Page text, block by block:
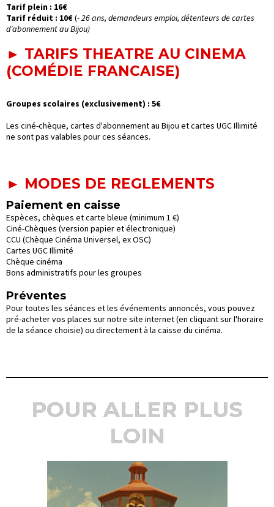
Tarif plein : 16€
Tarif réduit : 10€(- 26 ans, demandeurs emploi, détenteurs de cartes
d’abonnement au Bijou)
► TARIFS THEATRE AU CINEMA
(COMÉDIE FRANCAISE)
Groupes scolaires (exclusivement) : 5€
Les ciné-chèque, cartes d'abonnement au Bijou et cartes UGC Illimité
ne sont pas valables pour ces séances.
► MODES DE REGLEMENTS
Paiement en caisse
Espèces, chèques et carte bleue (minimum 1 €)
Ciné-Chèques (version papier et électronique)
CCU (Chèque Cinéma Universel, ex OSC)
Cartes UGC Illimité
Chèque cinéma
Bons administratifs pour les groupes
Préventes
Pour toutes les séances et les événements annoncés, vous pouvez
pré-acheter vos places sur notre site internet (en cliquant sur l'horaire
de la séance choisie) ou directement à la caisse du cinéma.
POUR ALLER PLUS
LOIN